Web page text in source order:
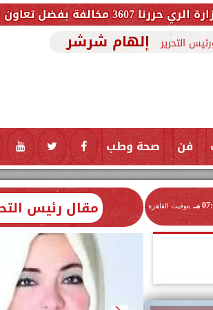
التحرير إلهام شرشر
فن صحة وطب تكنولوجيا
مـ بتوقيت القاهرة مقال رئيس